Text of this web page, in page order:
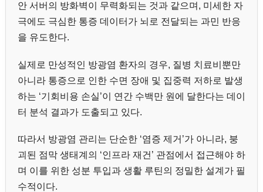
안 서버의 방화벽이 무력화되는 것과 같으며, 미세한 자
극에도 극심한 통증 데이터가 뇌로 전달되는 과민 반응
을 유도한다.
실제로 만성적인 방광염 환자의 경우, 질병 치료비뿐만
아니라 통증으로 인한 수면 장애 및 집중력 저하로 발생
하는 ‘기회비용 손실’이 연간 수백만 원에 달한다는 데이
터 분석 결과가 도출되고 있다.
따라서 방광염 관리는 단순한 ‘염증 제거’가 아니라, 붕
괴된 점막 생태계의 ‘인프라 재건’ 관점에서 접근해야 하
며 이를 위한 성분 투입과 생활 루틴의 정밀한 설계가 필
수적이다.